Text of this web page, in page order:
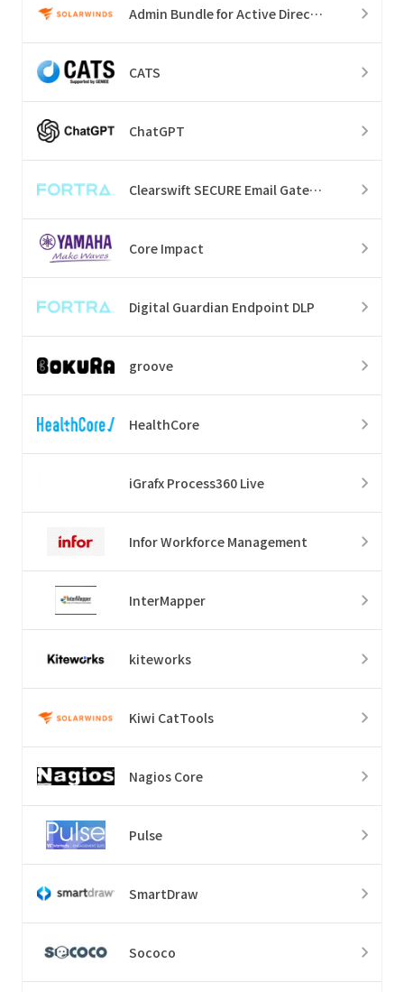
Admin Bundle for Active Directory
CATS
ChatGPT
Clearswift SECURE Email Gateway
Core Impact
Digital Guardian Endpoint DLP
groove
HealthCore
iGrafx Process360 Live
Infor Workforce Management
InterMapper
kiteworks
Kiwi CatTools
Nagios Core
Pulse
SmartDraw
Sococo